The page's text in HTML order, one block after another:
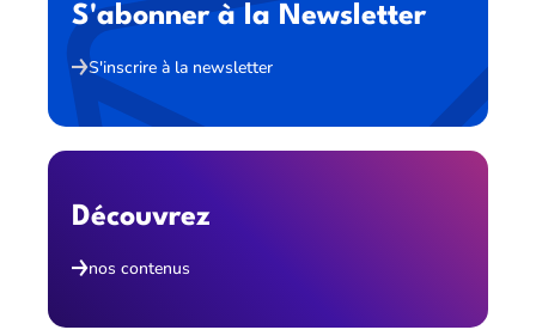
S'abonner à la Newsletter
S'inscrire à la newsletter
Découvrez
nos contenus